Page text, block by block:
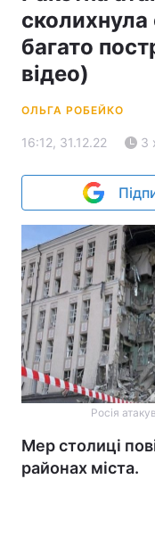
сколихнула
багато
відео)
ОЛЬГА РОБЕЙКО
16:12, 31.12.22 3
Росія
Мер столиці
районах міста.